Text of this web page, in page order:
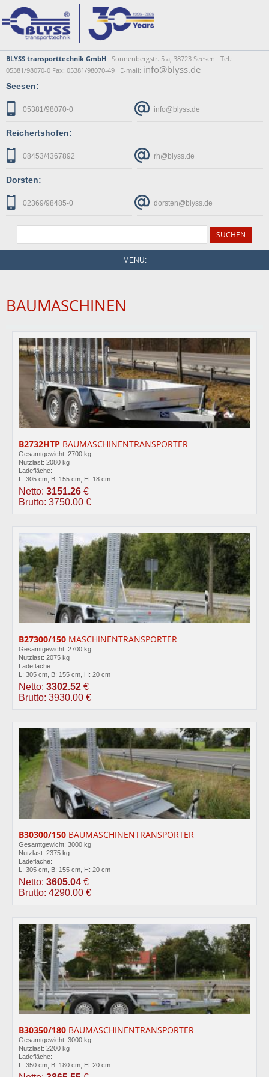
BLYSS transporttechnik GmbH Sonnenbergstr. 5 a, 38723 Seesen Tel.:
05381/98070-0 Fax: 05381/98070-49 E-mail: info@blyss.de
Seesen:
05381/98070-0 info@blyss.de
Reichertshofen:
08453/4367892 rh@blyss.de
Dorsten:
02369/98485-0 dorsten@blyss.de
MENU:
BAUMASCHINEN
B2732HTP BAUMASCHINENTRANSPORTER
Gesamtgewicht: 2700 kg
Nutzlast: 2080 kg
Ladefläche:
L: 305 cm, B: 155 cm, H: 18 cm
Netto: 3151.26 €
Brutto: 3750.00 €
B27300/150 MASCHINENTRANSPORTER
Gesamtgewicht: 2700 kg
Nutzlast: 2075 kg
Ladefläche:
L: 305 cm, B: 155 cm, H: 20 cm
Netto: 3302.52 €
Brutto: 3930.00 €
B30300/150 BAUMASCHINENTRANSPORTER
Gesamtgewicht: 3000 kg
Nutzlast: 2375 kg
Ladefläche:
L: 305 cm, B: 155 cm, H: 20 cm
Netto: 3605.04 €
Brutto: 4290.00 €
B30350/180 BAUMASCHINENTRANSPORTER
Gesamtgewicht: 3000 kg
Nutzlast: 2200 kg
Ladefläche:
L: 350 cm, B: 180 cm, H: 20 cm